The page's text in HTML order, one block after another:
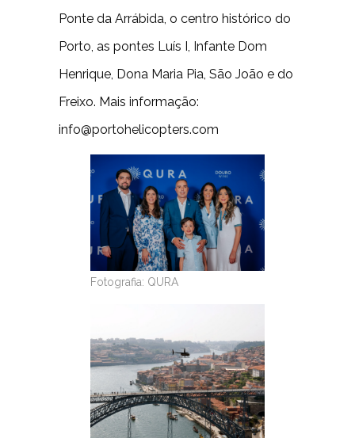
Ponte da Arrábida, o centro histórico do
Porto, as pontes Luís I, Infante Dom
Henrique, Dona Maria Pia, São João e do
Freixo. Mais informação:
info@portohelicopters.com
Fotografia: QURA